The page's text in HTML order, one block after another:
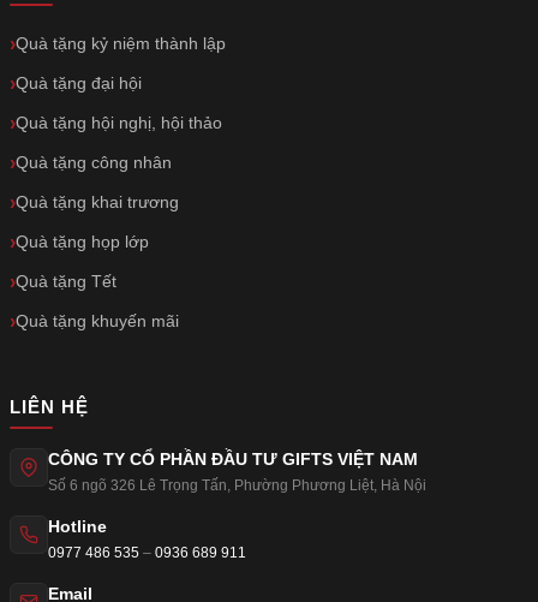
Quà tặng kỷ niệm thành lập
Quà tặng đại hội
Quà tặng hội nghị, hội thảo
Quà tặng công nhân
Quà tặng khai trương
Quà tặng họp lớp
Quà tặng Tết
Quà tặng khuyến mãi
LIÊN HỆ
CÔNG TY CỔ PHẦN ĐẦU TƯ GIFTS VIỆT NAM
Số 6 ngõ 326 Lê Trọng Tấn, Phường Phương Liệt, Hà Nội
Hotline
0977 486 535 – 0936 689 911
Email